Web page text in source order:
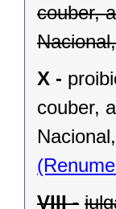
couber,
X -
couber,
VIII -